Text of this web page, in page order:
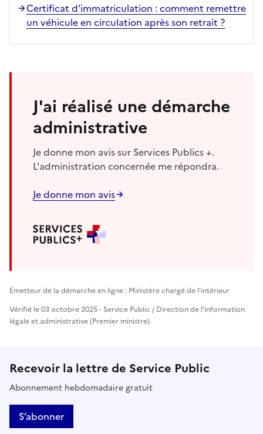
Certificat d’immatriculation : comment remettre
un véhicule en circulation après son retrait ?
J'ai réalisé une démarche
administrative
Je donne mon avis sur Services Publics +.
L'administration concernée me répondra.
Je donne mon avis
Émetteur de la démarche en ligne : Ministère chargé de l'intérieur
Vérifié le 03 octobre 2025 - Service Public / Direction de l'information
légale et administrative (Premier ministre)
Recevoir la lettre de Service Public
Abonnement hebdomadaire gratuit
S’abonner